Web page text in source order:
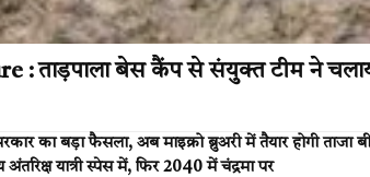
: ताड़पाला बेस कैंप से संयुक्त टीम ने
का बड़ा फैसला, अब माइक्रो ब्रुअरी में तैयार होगी ताजा
यात्री स्पेस में, फिर 2040 में चंद्रमा पर